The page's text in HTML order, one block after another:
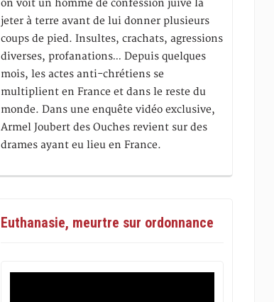
on voit un homme de confession juive la
jeter à terre avant de lui donner plusieurs
coups de pied. Insultes, crachats, agressions
diverses, profanations… Depuis quelques
mois, les actes anti-chrétiens se
multiplient en France et dans le reste du
monde. Dans une enquête vidéo exclusive,
Armel Joubert des Ouches revient sur des
drames ayant eu lieu en France.
Euthanasie, meurtre sur ordonnance